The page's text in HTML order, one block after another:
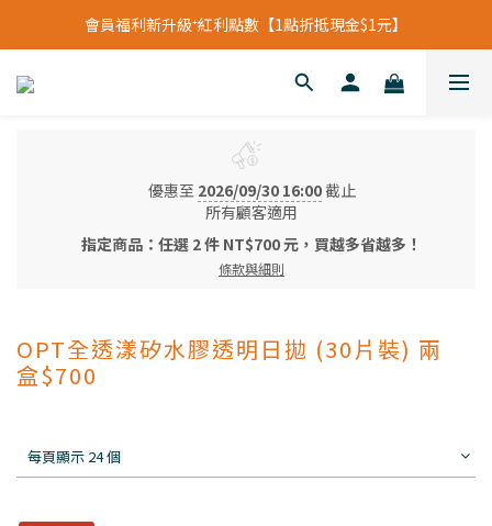
立即加入會員領【$200購物金】首次消費即可折抵
會員福利新升級⁺紅利點數【1點折抵現金$1元】
立即加入會員領【$200購物金】首次消費即可折抵
優惠至 2026/09/30 16:00截止
所有顧客適用
指定商品：任選 2 件 NT$700 元，買越多省越多！
條款與細則
OPT全透漾矽水膠透明日拋 (30片裝) 兩
盒$700
每頁顯示 24 個